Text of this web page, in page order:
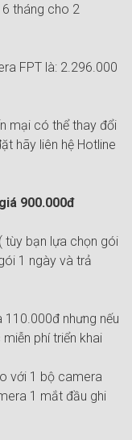
tháng cho 2
FPT là: 2.296.000
mại có thể thay đổi
hãy liên hệ Hotline
900.000đ
tùy bạn lựa chọn gói
1 ngày và trả
110.000đ nhưng nếu
phí triển khai
với 1 bộ camera
1 mắt đầu ghi